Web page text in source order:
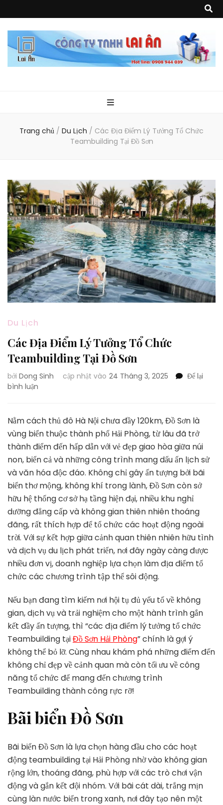
Ân
phẩm về nhựa như áo mưa, túi nhựa, handger…Đặc biệt là các sản phẩm
từ MICA, MDF, FORMAT như tủ trưng bày, quầy, kệ, Tray…
Trang chủ / Du Lịch / Các Địa Điểm Lý Tưởng Tổ Chức
Teambuilding Tại Đồ Sơn
Du Lịch
Các Địa Điểm Lý Tưởng Tổ Chức
Teambuilding Tại Đồ Sơn
bởi Dong Sinh cập nhật vào 24 Tháng 3, 2025
Để lại
bình luận
Điểm
Lý
Tưởng
Tổ
Chức
Teambuilding
Đồ
Sơn
Nằm cách thủ đô Hà Nội chưa đầy 120km, Đồ Sơn là
vùng biển thuộc thành phố Hải Phòng, từ lâu đã trở
thành điểm đến hấp dẫn với vẻ đẹp giao hòa giữa núi
non, biển cả và những công trình mang dấu ấn lịch sử
và văn hóa độc đáo. Không chỉ gây ấn tượng bởi bãi
biển thơ mộng, không khí trong lành, Đồ Sơn còn sở
hữu hệ thống cơ sở hạ tầng hiện đại, nhiều khu nghỉ
dưỡng đẳng cấp và không gian thiên nhiên thoáng
đãng, rất thích hợp để tổ chức các hoạt động ngoài
trời. Với sự kết hợp giữa cảnh quan thiên nhiên hữu tình
và dịch vụ du lịch phát triển, nơi đây ngày càng được
nhiều đơn vị, doanh nghiệp lựa chọn làm địa điểm tổ
chức các chương trình tập thể sôi động.
Nếu bạn đang tìm kiếm nơi hội tụ đủ yếu tố về không
gian, dịch vụ và trải nghiệm cho một hành trình gắn
kết đầy ấn tượng, thì “các địa điểm lý tưởng tổ chức
Teambuilding tạiĐồ Sơn Hải Phòng” chính là gợi ý
không thể bỏ lỡ. Cùng nhau khám phá những điểm đến
không chỉ đẹp về cảnh quan mà còn tối ưu về công
năng tổ chức để mang đến chương trình
Teambuilding thành công rực rỡ!
Bãi biển Đồ Sơn
Bãi biển Đồ Sơn là lựa chọn hàng đầu cho các hoạt
động teambuilding tại Hải Phòng nhờ vào không gian
rộng lớn, thoáng đãng, phù hợp với các trò chơi vận
động và gắn kết đội nhóm. Với bãi cát dài, trắng mịn
cùng làn nước biển trong xanh, nơi đây tạo nên một